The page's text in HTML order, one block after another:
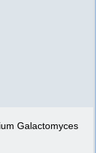
Galactomyces